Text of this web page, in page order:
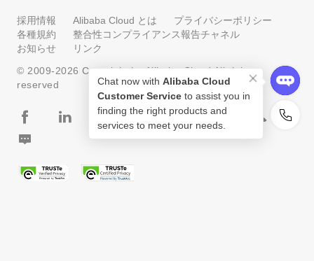
採用情報 Alibaba Cloud とは
プライバシーポリシー
各種規約
整合性コンプライアンス報告チャネル
お知らせ
リンク
© 2009-2026 Copyright by Alibaba Cloud All rights
reserved
Chat now with Alibaba Cloud
Customer Service to assist you in
finding the right products and
services to meet your needs.